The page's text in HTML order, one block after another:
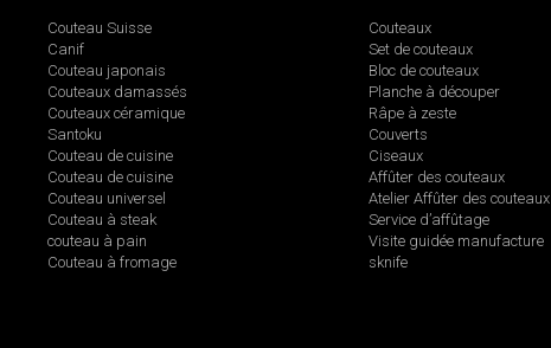
Couteau Suisse
Canif
Couteau japonais
Couteaux damassés
Couteaux céramique
Santoku
Couteau de cuisine
Couteau de cuisine
Couteau universel
Couteau à steak
couteau à pain
Couteau à fromage
Couteaux
Set de couteaux
Bloc de couteaux
Planche à découper
Râpe à zeste
Couverts
Ciseaux
Affûter des couteaux
Atelier Affûter des couteaux
Service d’affûtage
Visite guidée manufacture
sknife